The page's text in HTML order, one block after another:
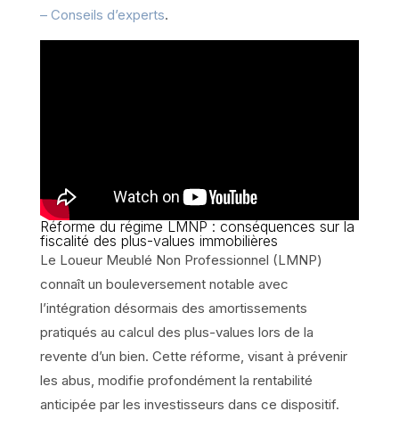
– Conseils d’experts.
Réforme du régime LMNP : conséquences sur la
fiscalité des plus-values immobilières
Le Loueur Meublé Non Professionnel (LMNP)
connaît un bouleversement notable avec
l’intégration désormais des amortissements
pratiqués au calcul des plus-values lors de la
revente d’un bien. Cette réforme, visant à prévenir
les abus, modifie profondément la rentabilité
anticipée par les investisseurs dans ce dispositif.